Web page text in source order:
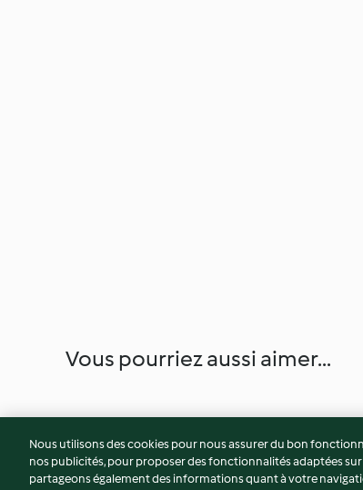
Vous pourriez aussi aimer...
Nous utilisons des cookies pour nous assurer du bon
nos publicités, pour proposer des fonctionnalités adaptées
partageons également des informations quant à votre